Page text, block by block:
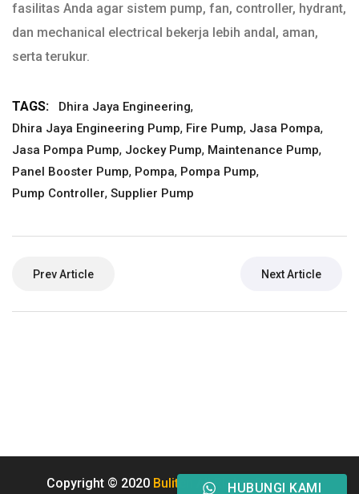
fasilitas Anda agar sistem pump, fan, controller, hydrant,
dan mechanical electrical bekerja lebih andal, aman,
serta terukur.
TAGS: Dhira Jaya Engineering,
Dhira Jaya Engineering Pump, Fire Pump, Jasa Pompa,
Jasa Pompa Pump, Jockey Pump, Maintenance Pump,
Panel Booster Pump, Pompa, Pompa Pump,
Pump Controller, Supplier Pump
Prev Article Next Article
Copyright © 2020 Buliten All Rights Reserved.
HUBUNGI KAMI